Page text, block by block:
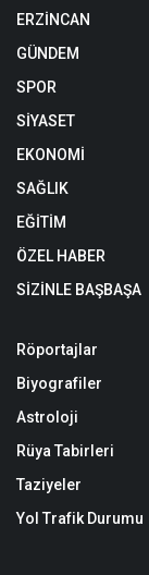
ERZİNCAN
GÜNDEM
SPOR
SİYASET
EKONOMİ
SAĞLIK
EĞİTİM
ÖZEL HABER
SİZİNLE BAŞBAŞA
Röportajlar
Biyografiler
Astroloji
Rüya Tabirleri
Taziyeler
Yol Trafik Durumu